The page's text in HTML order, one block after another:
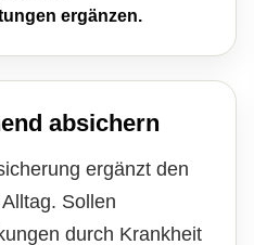
ergänzen.
absichern
ergänzt den
Sollen
durch Krankheit